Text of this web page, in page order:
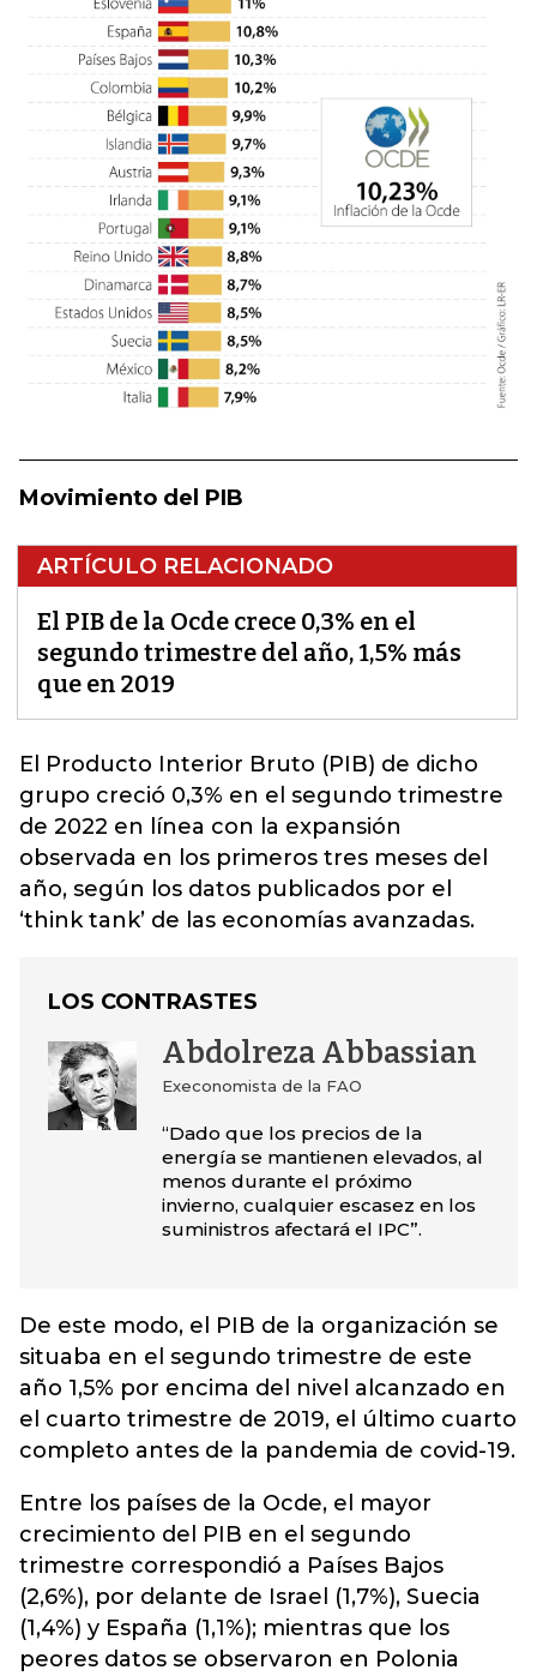
Movimiento del PIB
ARTÍCULO RELACIONADO
El PIB de la Ocde crece 0,3% en el
segundo trimestre del año, 1,5% más
que en 2019
El Producto Interior Bruto (PIB) de dicho
grupo creció 0,3% en el segundo trimestre
de 2022 en línea con la expansión
observada en los primeros tres meses del
año, según los datos publicados por el
‘think tank’ de las economías avanzadas.
LOS CONTRASTES
Abdolreza Abbassian
Execonomista de la FAO
“Dado que los precios de la
energía se mantienen elevados, al
menos durante el próximo
invierno, cualquier escasez en los
suministros afectará el IPC”.
De este modo, el PIB de la organización se
situaba en el segundo trimestre de este
año 1,5% por encima del nivel alcanzado en
el cuarto trimestre de 2019, el último cuarto
completo antes de la pandemia de covid-19.
Entre los países de la Ocde, el mayor
crecimiento del PIB en el segundo
trimestre correspondió a Países Bajos
(2,6%), por delante de Israel (1,7%), Suecia
(1,4%) y España (1,1%); mientras que los
peores datos se observaron en Polonia